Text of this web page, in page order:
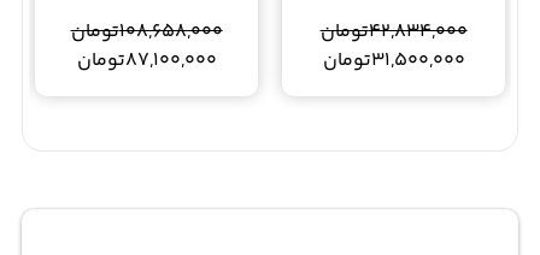
31,500,000تومان
42,834,000تومان
87,100,000تومان
108,658,000تومان